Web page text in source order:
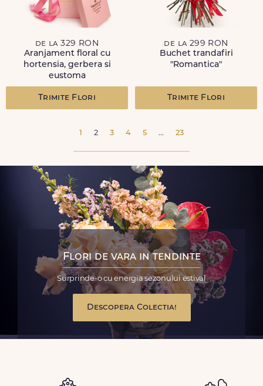
de la 329 RON
Aranjament floral cu
hortensia, gerbera si
eustoma
Trimite Flori
de la 299 RON
Buchet trandafiri
"Romantica"
Trimite Flori
1 2 3 4 5 ... 23
Flori de vara in tendinte
Surprinde-o cu energia sezonului estival
Descopera Colectia!